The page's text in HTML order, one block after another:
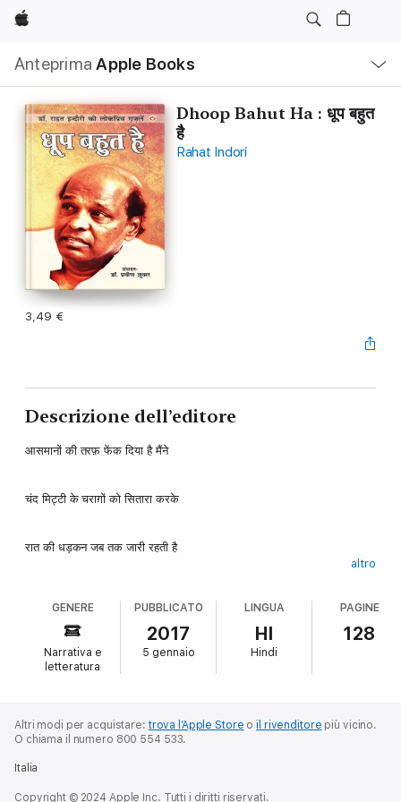
Apple
Anteprima Apple Books
locale
Apri
Menu
Dhoop Bahut Ha : धूप बहुत
है
Rahat Indori
3,49 €
Descrizione dell’editore
आसमानों की तरफ़ फेंक दिया है मैंने
चंद मिट्टी के चराग़ों को सितारा करके
रात की धड़कन जब तक जारी रहती है
नदी ने धूप से क्या कह दिया रवानी में
बहुत ग़ुरूर है दरिया को अपने होने पर
जो मेरी प्यास से उलझे तो धज्जियाँ उड़ जाएँ
altro
GENERE
Narrativa e
letteratura
PUBBLICATO
2017
5 gennaio
LINGUA
HI
Hindi
PAGINE
128
Altri modi per acquistare:trova l’Apple Store oil rivenditore più vicino.
O chiama il numero 800 554 533.
Italia
Copyright © 2024 Apple Inc. Tutti i diritti riservati.